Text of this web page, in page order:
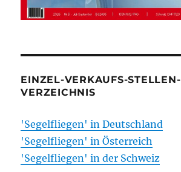
EINZEL-VERKAUFS-STELLEN-
VERZEICHNIS
'Segelfliegen' in Deutschland
'Segelfliegen' in Österreich
'Segelfliegen' in der Schweiz